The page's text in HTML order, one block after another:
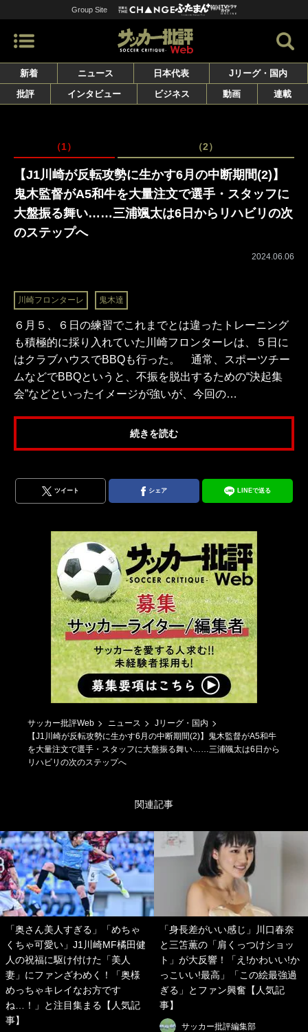
Group Site
新着 ニュース 日本代表
Jリーグ・国内
批評
インタビュー ビジネス 動画 連載
（1） （2）
【J1川崎が反転攻勢に生かす6月の中断期間(2)】
鬼木監督がA5和牛を大量注文で選手・スタッフに
大盤振る舞い……三浦颯太は6日からリハビリの次
のステップへ
2024.06.06
川崎フロンターレ 鬼木達
６月５、６日の練習でこれまでとは違ったトレーニング
も積極的に採り入れていた川崎フロンターレは、５日に
はクラブハウスでBBQも行った。 通常、スポーツチー
ムなどでBBQというと、不振を脱出するための“決起集
会”などといったイメージが強いが、今回の…
続きを読む
ツイート シェア LINEで送る
サッカー批評Web ニュース
Jリーグ・国内
【J1川崎が反転攻勢に生かす6月の中断期間(2)】鬼木監督がA5和牛
を大量注文で選手・スタッフに大盤振る舞い……三浦颯太は6日から
リハビリの次のステップへ
関連記事
「奥さん美人すぎる」「めちゃ
くちゃ可愛い」J1川崎MF橘田健
人の祝福に駆け付けた「美人
妻」にファンざわめく！「奥様
めっちゃキレイなお方です
ね…！」と注目集まる【人気記
事】
「身長差がいい感じ」川口春奈
と三笘薫の「肩くっつけショッ
ト」が大反響！「え!かわいい!か
っこいい!最高」「この絵最強過
ぎる」とファン興奮【人気記
事】
サッカー批評編集部